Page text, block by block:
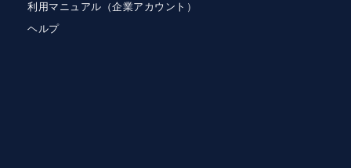
利用マニュアル（企業アカウント）
ヘルプ